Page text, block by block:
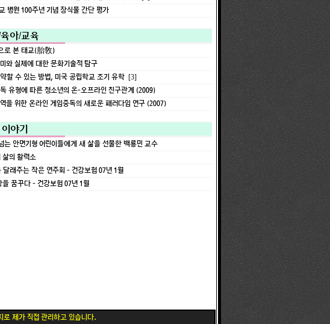
병원 100주년 기념 장식물 간단 평가
아/교육
로 본 태교(胎敎)
와 실제에 대한 문화기술적 탐구
할 수 있는 방법, 미국 공립학교 조기 유학 [3]
유형에 따른 청소년의 온-오프라인 친구관계 (2009)
을 위한 온라인 게임중독의 새로운 패러다임 연구 (2007)
야기
는 안면기형 어린이들에게 새 삶을 선물한 백룡민 교수
의 활력소
달래주는 작은 연주회 - 건강보험 07년 1월
을 꿈꾸다 - 건강보험 07년 1월
제가 직접 관리하고 있습니다.